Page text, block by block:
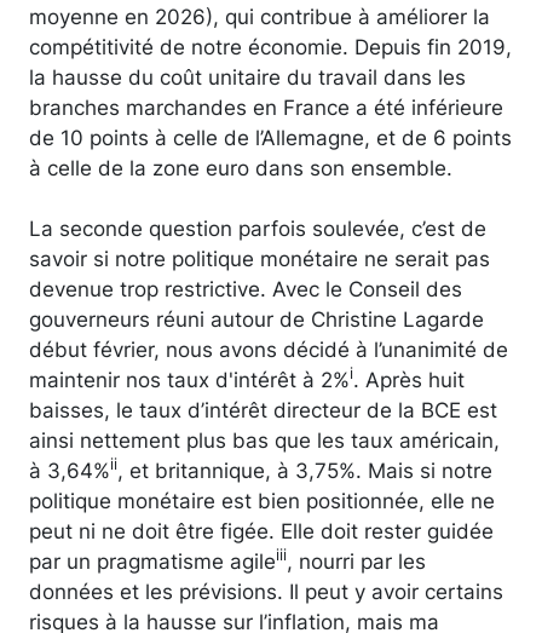
moyenne en 2026), qui contribue à améliorer la
compétitivité de notre économie. Depuis fin 2019,
la hausse du coût unitaire du travail dans les
branches marchandes en France a été inférieure
de 10 points à celle de l’Allemagne, et de 6 points
à celle de la zone euro dans son ensemble.
La seconde question parfois soulevée, c’est de
savoir si notre politique monétaire ne serait pas
devenue trop restrictive. Avec le Conseil des
gouverneurs réuni autour de Christine Lagarde
début février, nous avons décidé à l’unanimité de
maintenir nos taux d'intérêt à 2%i. Après huit
baisses, le taux d’intérêt directeur de la BCE est
ainsi nettement plus bas que les taux américain,
à 3,64%ii, et britannique, à 3,75%. Mais si notre
politique monétaire est bien positionnée, elle ne
peut ni ne doit être figée. Elle doit rester guidée
par un pragmatisme agileiii, nourri par les
données et les prévisions. Il peut y avoir certains
risques à la hausse sur l’inflation, mais ma